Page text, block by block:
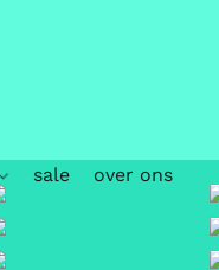
sale over ons